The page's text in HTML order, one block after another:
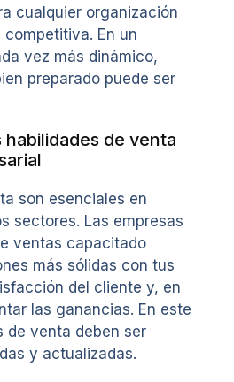
cualquier organización
En un
vez más dinámico,
preparado puede ser
de venta
son esenciales en
sectores. Las empresas
ventas capacitado
más sólidas con tus
del cliente y, en
las ganancias. En este
de venta deben ser
y actualizadas.